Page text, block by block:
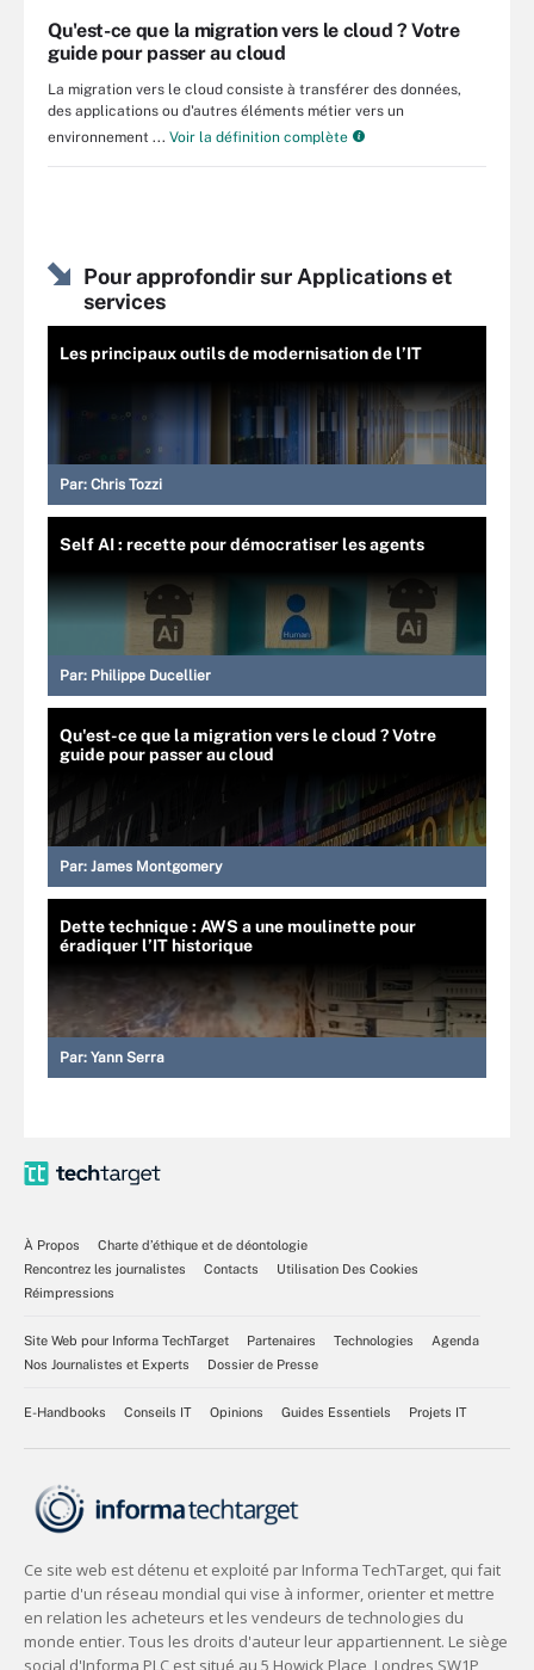
Qu'est-ce que la migration vers le cloud ? Votre
guide pour passer au cloud
La migration vers le cloud consiste à transférer des données,
des applications ou d'autres éléments métier vers un
environnement ... Voir la définition complète
Pour approfondir sur Applications et
services
Les principaux outils de modernisation de l’IT
Par: Chris Tozzi
Self AI : recette pour démocratiser les agents
Par: Philippe Ducellier
Qu'est-ce que la migration vers le cloud ? Votre
guide pour passer au cloud
Par: James Montgomery
Dette technique : AWS a une moulinette pour
éradiquer l’IT historique
Par: Yann Serra
À Propos
Charte d’éthique et de déontologie
Rencontrez les journalistes
Contacts
Utilisation Des Cookies
Réimpressions
Site Web pour Informa TechTarget Partenaires Technologies
Agenda
Nos Journalistes et Experts
Dossier de Presse
E-Handbooks Conseils IT Opinions Guides Essentiels Projets IT